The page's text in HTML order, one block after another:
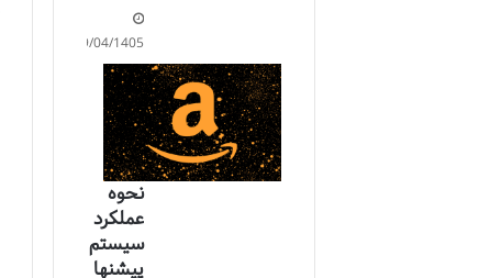
29/04/1405
نحوه
عملکرد
سیستم
پیشنها